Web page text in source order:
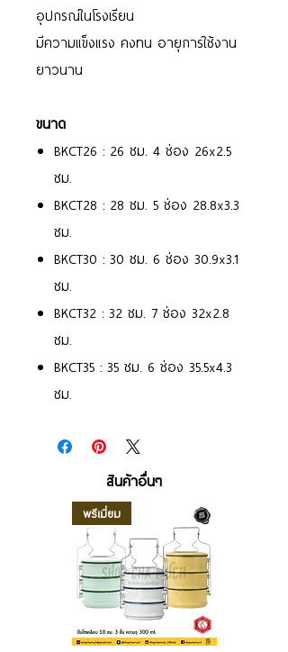
อุปกรณ์ในโรงเรียน
มีความแข็งแรง คงทน อายุการใช้งาน
ยาวนาน
ขนาด
BKCT26 : 26 ซม. 4 ช่อง 26x2.5
ซม.
BKCT28 : 28 ซม. 5 ช่อง 28.8x3.3
ซม.
BKCT30 : 30 ซม. 6 ช่อง 30.9x3.1
ซม.
BKCT32 : 32 ซม. 7 ช่อง 32x2.8
ซม.
BKCT35 : 35 ซม. 6 ช่อง 35.5x4.3
ซม.
สินค้าอื่นๆ
พรีเมี่ยม